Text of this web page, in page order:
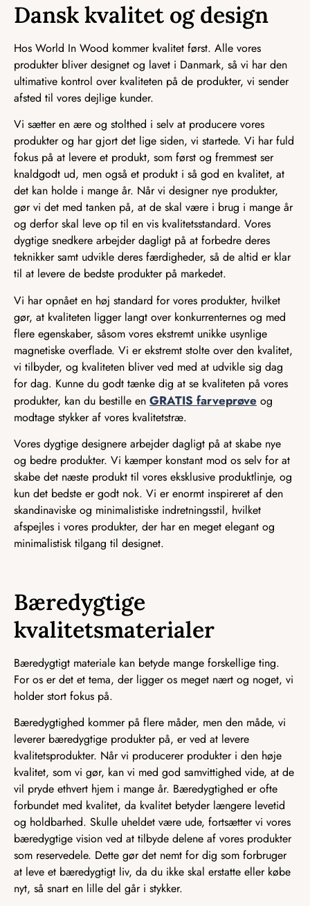
Dansk kvalitet og design
Hos World In Wood kommer kvalitet først. Alle vores
produkter bliver designet og lavet i Danmark, så vi har den
ultimative kontrol over kvaliteten på de produkter, vi sender
afsted til vores dejlige kunder.
Vi sætter en ære og stolthed i selv at producere vores
produkter og har gjort det lige siden, vi startede. Vi har fuld
fokus på at levere et produkt, som først og fremmest ser
knaldgodt ud, men også et produkt i så god en kvalitet, at
det kan holde i mange år. Når vi designer nye produkter,
gør vi det med tanken på, at de skal være i brug i mange år
og derfor skal leve op til en vis kvalitetsstandard. Vores
dygtige snedkere arbejder dagligt på at forbedre deres
teknikker samt udvikle deres færdigheder, så de altid er klar
til at levere de bedste produkter på markedet.
Vi har opnået en høj standard for vores produkter, hvilket
gør, at kvaliteten ligger langt over konkurrenternes og med
flere egenskaber, såsom vores ekstremt unikke usynlige
magnetiske overflade. Vi er ekstremt stolte over den kvalitet,
vi tilbyder, og kvaliteten bliver ved med at udvikle sig dag
for dag. Kunne du godt tænke dig at se kvaliteten på vores
produkter, kan du bestille en GRATIS farveprøve og
modtage stykker af vores kvalitetstræ.
Vores dygtige designere arbejder dagligt på at skabe nye
og bedre produkter. Vi kæmper konstant mod os selv for at
skabe det næste produkt til vores eksklusive produktlinje, og
kun det bedste er godt nok. Vi er enormt inspireret af den
skandinaviske og minimalistiske indretningsstil, hvilket
afspejles i vores produkter, der har en meget elegant og
minimalistisk tilgang til designet.
Bæredygtige
kvalitetsmaterialer
Bæredygtigt materiale kan betyde mange forskellige ting.
For os er det et tema, der ligger os meget nært og noget, vi
holder stort fokus på.
Bæredygtighed kommer på flere måder, men den måde, vi
leverer bæredygtige produkter på, er ved at levere
kvalitetsprodukter. Når vi producerer produkter i den høje
kvalitet, som vi gør, kan vi med god samvittighed vide, at de
vil pryde ethvert hjem i mange år. Bæredygtighed er ofte
forbundet med kvalitet, da kvalitet betyder længere levetid
og holdbarhed. Skulle uheldet være ude, fortsætter vi vores
bæredygtige vision ved at tilbyde delene af vores produkter
som reservedele. Dette gør det nemt for dig som forbruger
at leve et bæredygtigt liv, da du ikke skal erstatte eller købe
nyt, så snart en lille del går i stykker.